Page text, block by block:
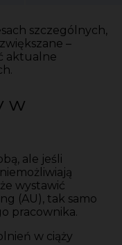
szczególnych,
–
aktualne
w
ale jeśli
wystawić
(AU), tak samo
pracownika.
w ciąży